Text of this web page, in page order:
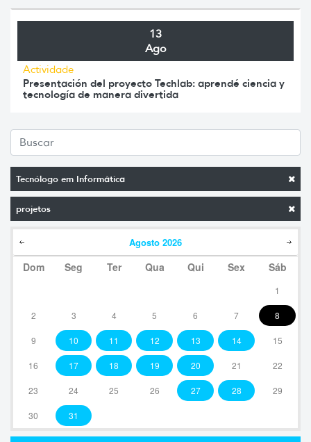
Tecnólogo em Informática
projetos
Agosto 2026
Dom Seg Ter Qua Qui Sex Sáb
1
2 3 4 5 6 7 8
9 10 11 12 13 14 15
16 17 18 19 20 21 22
23 24 25 26 27 28 29
30 31
13
Ago
Actividade
Presentación del proyecto Techlab: aprendé ciencia y
tecnología de manera divertida